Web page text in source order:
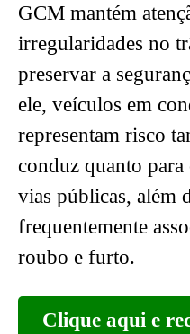
GCM mantém
irregularidades no
preservar a
ele, veículos em
representam risco
conduz quanto para
vias públicas, além
frequentemente
roubo e furto.
Clique aqui e